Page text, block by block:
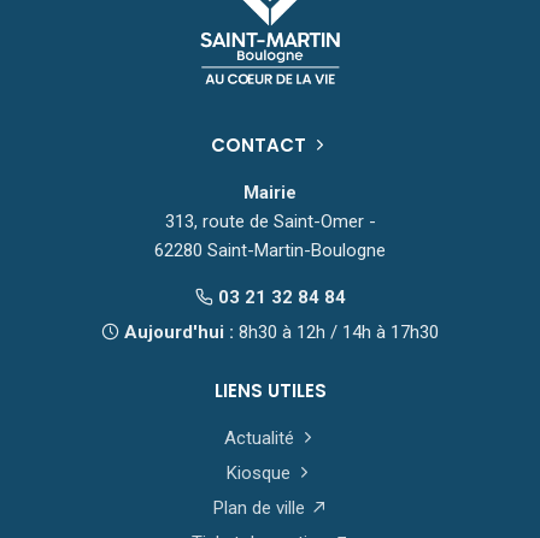
CONTACT
Mairie
313, route de Saint-Omer -
62280 Saint-Martin-Boulogne
03 21 32 84 84
Aujourd'hui : 8h30 à 12h / 14h à 17h30
LIENS UTILES
Actualité
Kiosque
Plan de ville